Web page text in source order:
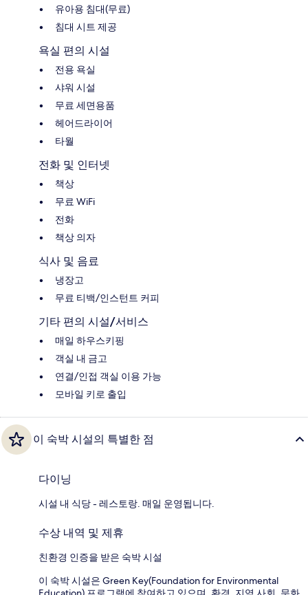
유아용 침대(무료)
침대 시트 제공
욕실 편의 시설
전용 욕실
샤워 시설
무료 세면용품
헤어드라이어
타월
전화 및 인터넷
책상
무료 WiFi
전화
책상 의자
식사 및 음료
냉장고
무료 티백/인스턴트 커피
기타 편의 시설/서비스
매일 하우스키핑
객실 내 금고
연결/인접 객실 이용 가능
모바일 키로 출입
이 숙박 시설의 특별한 점
다이닝
시설 내 식당 - 레스토랑. 매일 운영됩니다.
수상 내역 및 제휴
친환경 인증을 받은 숙박 시설
이 숙박 시설은 Green Key(Foundation for Environmental